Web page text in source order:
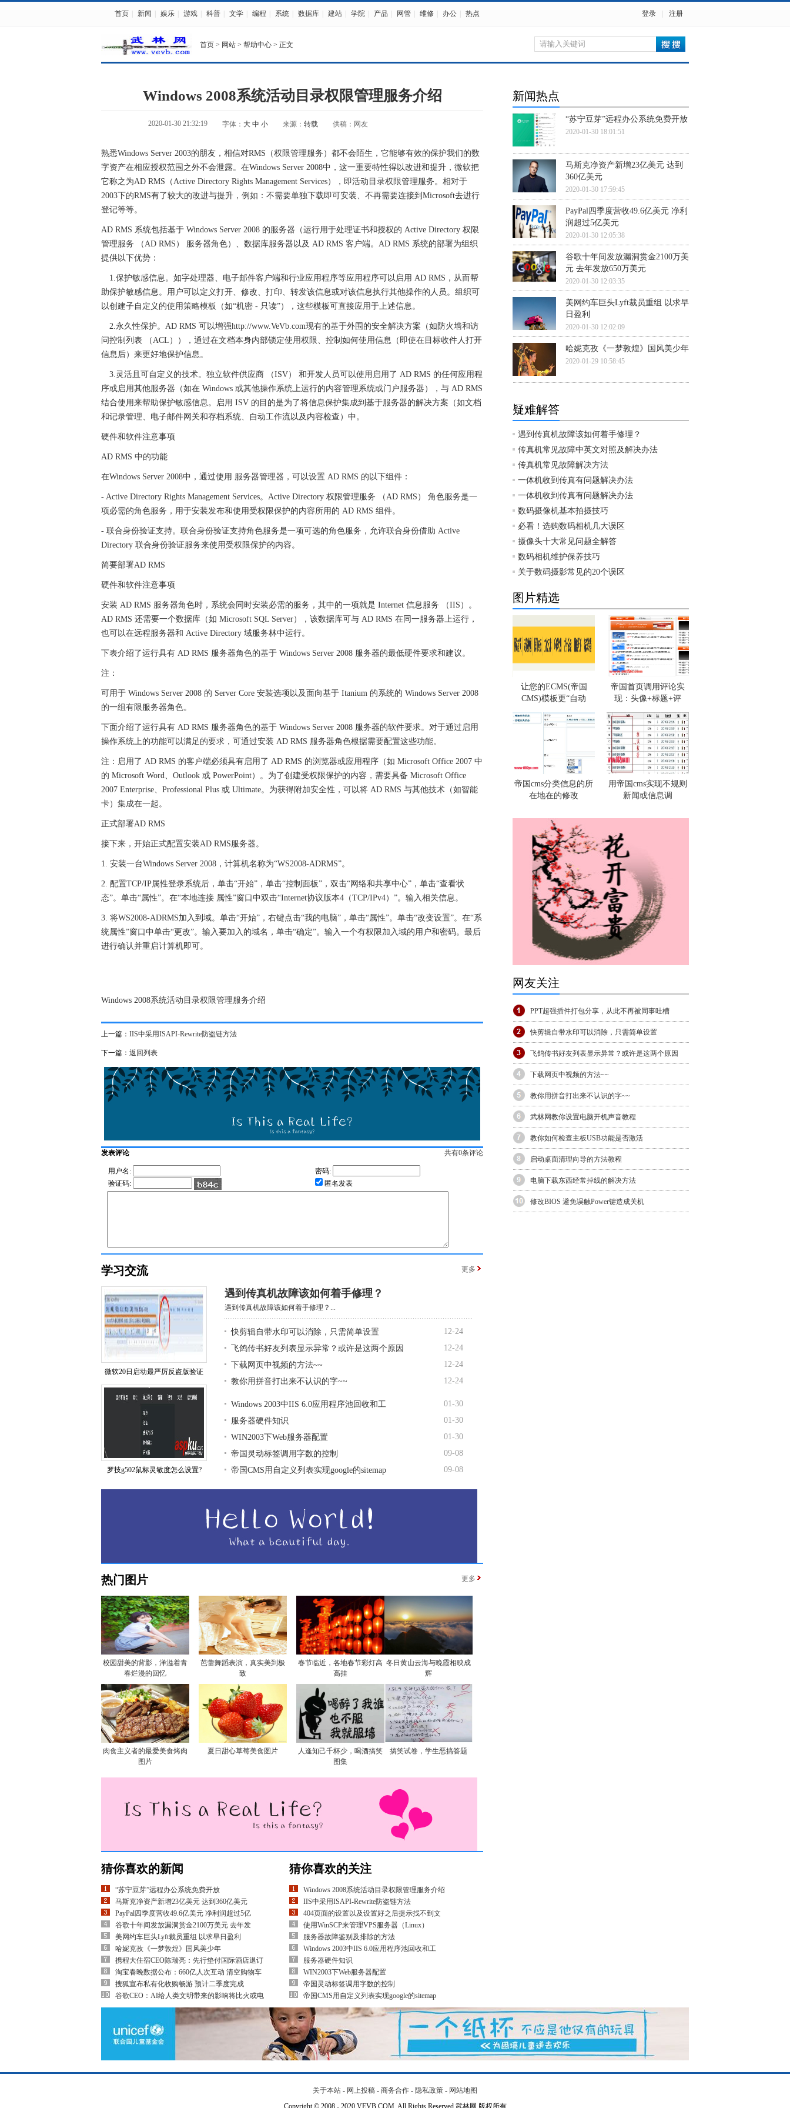
首页 新闻 娱乐 游戏 科普 文学 编程 系统 数据库 建站 学院 产品 网管 维修 办公 热点 登录 注册
首页 > 网站 > 帮助中心 > 正文
Windows 2008系统活动目录权限管理服务介绍
2020-01-30 21:32:19 字体： 大 中 小 来源： 转载 供稿：网友
熟悉Windows Server 2003的朋友，相信对RMS（权限管理服务）都不会陌生，它能够有效的保护我们的数
字资产在相应授权范围之外不会泄露。在Windows Server 2008中，这一重要特性得以改进和提升，微软把
它称之为AD RMS（Active Directory Rights Management Services），即活动目录权限管理服务。相对于
2003下的RMS有了较大的改进与提升，例如：不需要单独下载即可安装、不再需要连接到Microsoft去进行
登记等等。
AD RMS 系统包括基于 Windows Server 2008 的服务器（运行用于处理证书和授权的 Active Directory 权限
管理服务 （AD RMS） 服务器角色）、数据库服务器以及 AD RMS 客户端。AD RMS 系统的部署为组织
提供以下优势：
1.保护敏感信息。如字处理器、电子邮件客户端和行业应用程序等应用程序可以启用 AD RMS，从而帮
助保护敏感信息。用户可以定义打开、修改、打印、转发该信息或对该信息执行其他操作的人员。组织可
以创建子自定义的使用策略模板（如“机密 - 只读”），这些模板可直接应用于上述信息。
2.永久性保护。AD RMS 可以增强http://www.VeVb.com现有的基于外围的安全解决方案（如防火墙和访
问控制列表 （ACL）），通过在文档本身内部锁定使用权限、控制如何使用信息（即使在目标收件人打开
信息后）来更好地保护信息。
3.灵活且可自定义的技术。独立软件供应商 （ISV） 和开发人员可以使用启用了 AD RMS 的任何应用程
序或启用其他服务器（如在 Windows 或其他操作系统上运行的内容管理系统或门户服务器），与 AD RMS
结合使用来帮助保护敏感信息。启用 ISV 的目的是为了将信息保护集成到基于服务器的解决方案（如文档
和记录管理、电子邮件网关和存档系统、自动工作流以及内容检查）中。
硬件和软件注意事项
AD RMS 中的功能
在Windows Server 2008中，通过使用 服务器管理器，可以设置 AD RMS 的以下组件：
- Active Directory Rights Management Services。Active Directory 权限管理服务 （AD RMS） 角色服务是一
项必需的角色服务，用于安装发布和使用受权限保护的内容所用的 AD RMS 组件。
- 联合身份验证支持。联合身份验证支持角色服务是一项可选的角色服务，允许联合身份借助 Active
Directory 联合身份验证服务来使用受权限保护的内容。
简要部署AD RMS
硬件和软件注意事项
安装 AD RMS 服务器角色时，系统会同时安装必需的服务，其中的一项就是 Internet 信息服务 （IIS）。
AD RMS 还需要一个数据库（如 Microsoft SQL Server），该数据库可与 AD RMS 在同一服务器上运行，
也可以在远程服务器和 Active Directory 域服务林中运行。
下表介绍了运行具有 AD RMS 服务器角色的基于 Windows Server 2008 服务器的最低硬件要求和建议。
注：
可用于 Windows Server 2008 的 Server Core 安装选项以及面向基于 Itanium 的系统的 Windows Server 2008
的一组有限服务器角色。
下面介绍了运行具有 AD RMS 服务器角色的基于 Windows Server 2008 服务器的软件要求。对于通过启用
操作系统上的功能可以满足的要求，可通过安装 AD RMS 服务器角色根据需要配置这些功能。
注：启用了 AD RMS 的客户端必须具有启用了 AD RMS 的浏览器或应用程序（如 Microsoft Office 2007 中
的 Microsoft Word、Outlook 或 PowerPoint）。为了创建受权限保护的内容，需要具备 Microsoft Office
2007 Enterprise、Professional Plus 或 Ultimate。为获得附加安全性，可以将 AD RMS 与其他技术（如智能
卡）集成在一起。
正式部署AD RMS
接下来，开始正式配置安装AD RMS服务器。
1. 安装一台Windows Server 2008，计算机名称为“WS2008-ADRMS”。
2. 配置TCP/IP属性登录系统后，单击“开始”，单击“控制面板”，双击“网络和共享中心”，单击“查看状
态”。单击“属性”。在“本地连接 属性”窗口中双击“Internet协议版本4（TCP/IPv4）”。输入相关信息。
3. 将WS2008-ADRMS加入到域。单击“开始”，右键点击“我的电脑”，单击“属性”。单击“改变设置”。在“系
统属性”窗口中单击“更改”。输入要加入的域名，单击“确定”。输入一个有权限加入域的用户和密码。最后
进行确认并重启计算机即可。
Windows 2008系统活动目录权限管理服务介绍
上一篇： IIS中采用ISAPI-Rewrite防盗链方法
下一篇： 返回列表
发表评论 共有0条评论
用户名:
密码:
验证码:
匿名发表
学习交流 更多
微软20日启动最严厉反盗版验证
罗技g502鼠标灵敏度怎么设置?
遇到传真机故障该如何着手修理？
遇到传真机故障该如何着手修理？...
快剪辑自带水印可以消除，只需简单设置
12-24
飞鸽传书好友列表显示异常？或许是这两个原因
12-24
下载网页中视频的方法~~
12-24
教你用拼音打出来不认识的字~~
12-24
Windows 2003中IIS 6.0应用程序池回收和工
01-30
服务器硬件知识
01-30
WIN2003下Web服务器配置
01-30
帝国灵动标签调用字数的控制
09-08
帝国CMS用自定义列表实现google的sitemap
09-08
热门图片 更多
校园甜美的背影，洋溢着青
春烂漫的回忆
芭蕾舞蹈表演，真实美到极
致
春节临近，各地春节彩灯高
高挂
冬日黄山云海与晚霞相映成
辉
肉食主义者的最爱美食烤肉
图片
夏日甜心草莓美食图片
人逢知己千杯少，喝酒搞笑
图集
搞笑试卷，学生恶搞答题
猜你喜欢的新闻
“苏宁豆芽”远程办公系统免费开放
马斯克净资产新增23亿美元 达到360亿美元
PayPal四季度营收49.6亿美元 净利润超过5亿
谷歌十年间发放漏洞赏金2100万美元 去年发
美网约车巨头Lyft裁员重组 以求早日盈利
哈妮克孜《一梦敦煌》国风美少年
携程大住宿CEO陈瑞亮：先行垫付国际酒店退订
淘宝春晚数据公布：660亿人次互动 清空购物车
搜狐宣布私有化收购畅游 预计二季度完成
谷歌CEO：AI给人类文明带来的影响将比火或电
猜你喜欢的关注
Windows 2008系统活动目录权限管理服务介绍
IIS中采用ISAPI-Rewrite防盗链方法
404页面的设置以及设置好之后提示找不到文
使用WinSCP来管理VPS服务器（Linux）
服务器故障鉴别及排除的方法
Windows 2003中IIS 6.0应用程序池回收和工
服务器硬件知识
WIN2003下Web服务器配置
帝国灵动标签调用字数的控制
帝国CMS用自定义列表实现google的sitemap
新闻热点
“苏宁豆芽”远程办公系统免费开放
2020-01-30 18:01:51
马斯克净资产新增23亿美元 达到
360亿美元
2020-01-30 17:59:45
PayPal四季度营收49.6亿美元 净利
润超过5亿美元
2020-01-30 12:05:38
谷歌十年间发放漏洞赏金2100万美
元 去年发放650万美元
2020-01-30 12:03:35
美网约车巨头Lyft裁员重组 以求早
日盈利
2020-01-30 12:02:09
哈妮克孜《一梦敦煌》国风美少年
2020-01-29 10:58:45
疑难解答
遇到传真机故障该如何着手修理？
传真机常见故障中英文对照及解决办法
传真机常见故障解决方法
一体机收到传真有问题解决办法
一体机收到传真有问题解决办法
数码摄像机基本拍摄技巧
必看！选购数码相机几大误区
摄像头十大常见问题全解答
数码相机维护保养技巧
关于数码摄影常见的20个误区
图片精选
让您的ECMS(帝国
CMS)模板更“自动
帝国首页调用评论实
现：头像+标题+评
帝国cms分类信息的所
在地在的修改
用帝国cms实现不规则
新闻或信息调
网友关注
PPT超强插件打包分享，从此不再被同事吐槽
快剪辑自带水印可以消除，只需简单设置
飞鸽传书好友列表显示异常？或许是这两个原因
下载网页中视频的方法~~
教你用拼音打出来不认识的字~~
武林网教你设置电脑开机声音教程
教你如何检查主板USB功能是否激活
启动桌面清理向导的方法教程
电脑下载东西经常掉线的解决方法
修改BIOS 避免误触Power键造成关机
关于本站 - 网上投稿 - 商务合作 - 隐私政策 - 网站地图
Copyright © 2008 - 2020 VEVB.COM. All Rights Reserved.武林网 版权所有